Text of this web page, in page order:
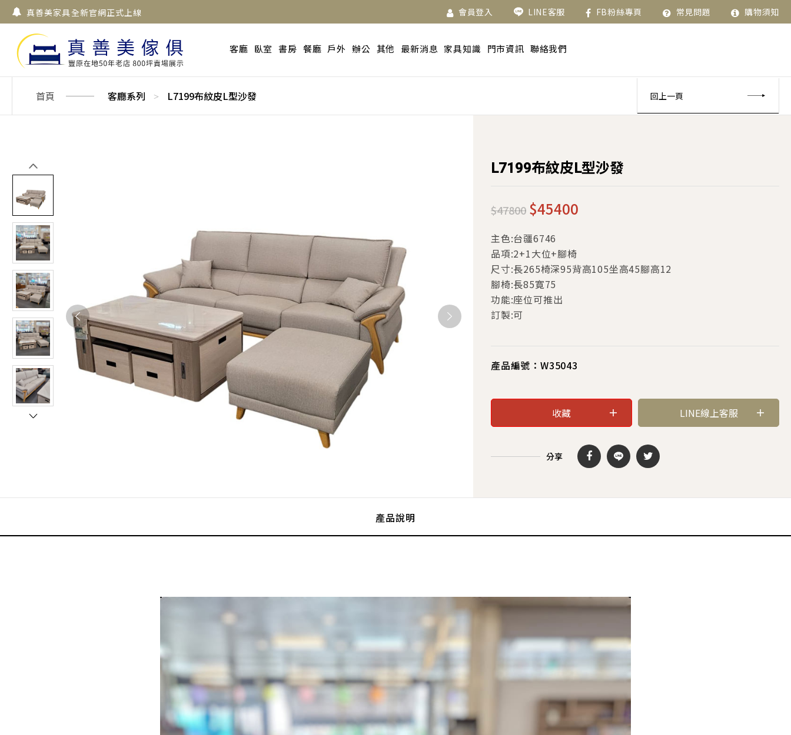
真善美家具全新官網正式上線 會員登入 LINE客服 FB粉絲專頁 常見問題 購物須知
客廳 臥室 書房 餐廳 戶外 辦公 其他 最新消息 家具知識 門市資訊 聯絡我們
首頁 客廳系列 > L7199布紋皮L型沙發 回上一頁
L7199布紋皮L型沙發
$47800 $45400
主色:台疆6746
品項:2+1大位+腳椅
尺寸:長265椅深95背高105坐高45腳高12
腳椅:長85寛75
功能:座位可推出
訂製:可
產品編號： W35043
收藏 LINE線上客服
分享
產品說明